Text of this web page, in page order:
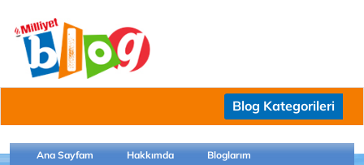
Blog Kategorileri
Ana Sayfam Hakkımda Bloglarım